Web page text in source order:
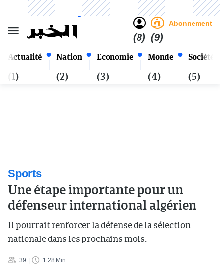
Actualité
(1)
Nation
(2)
Economie
(3)
Monde
(4)
Société
(5)
(8)
Abonnement
(9)
Dimanche 25 Safar 1448 - 09
Août 2026
Alger
Sports
Une étape importante pour un
défenseur international algérien
Il pourrait renforcer la défense de la sélection
nationale dans les prochains mois.
39 1:28 Min